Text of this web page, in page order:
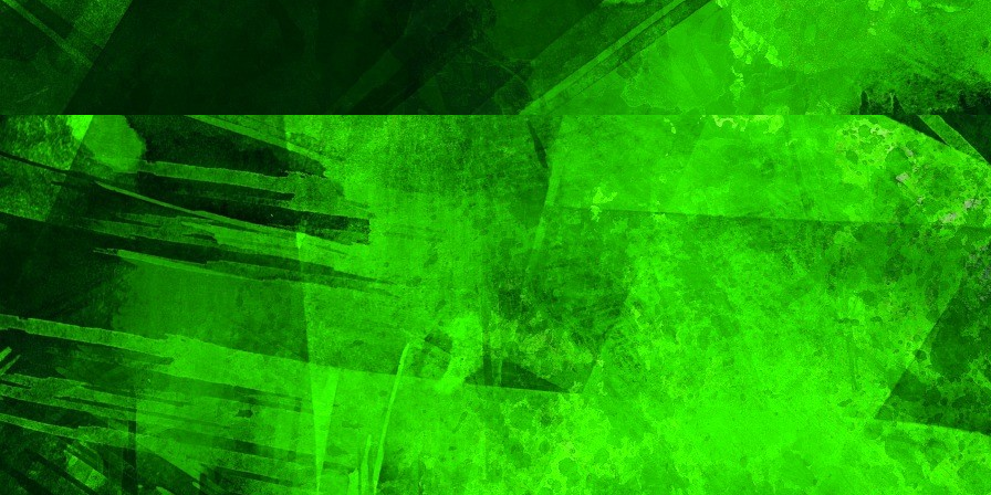
en Puebla
Capital
Pepe
MUNDO
Sacerdote de
Puebla se
MUNDO PORTADA
Aún